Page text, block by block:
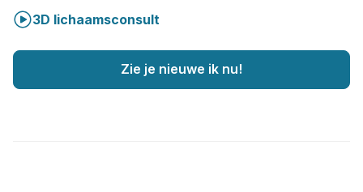
3D lichaamsconsult
Zie je nieuwe ik nu!